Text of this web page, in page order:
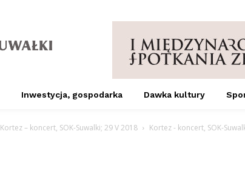
Inwestycja, gospodarka Dawka kultury
Kortez – koncert, SOK-Suwalki; 29 V 2018 Kortez - koncert, SOK-